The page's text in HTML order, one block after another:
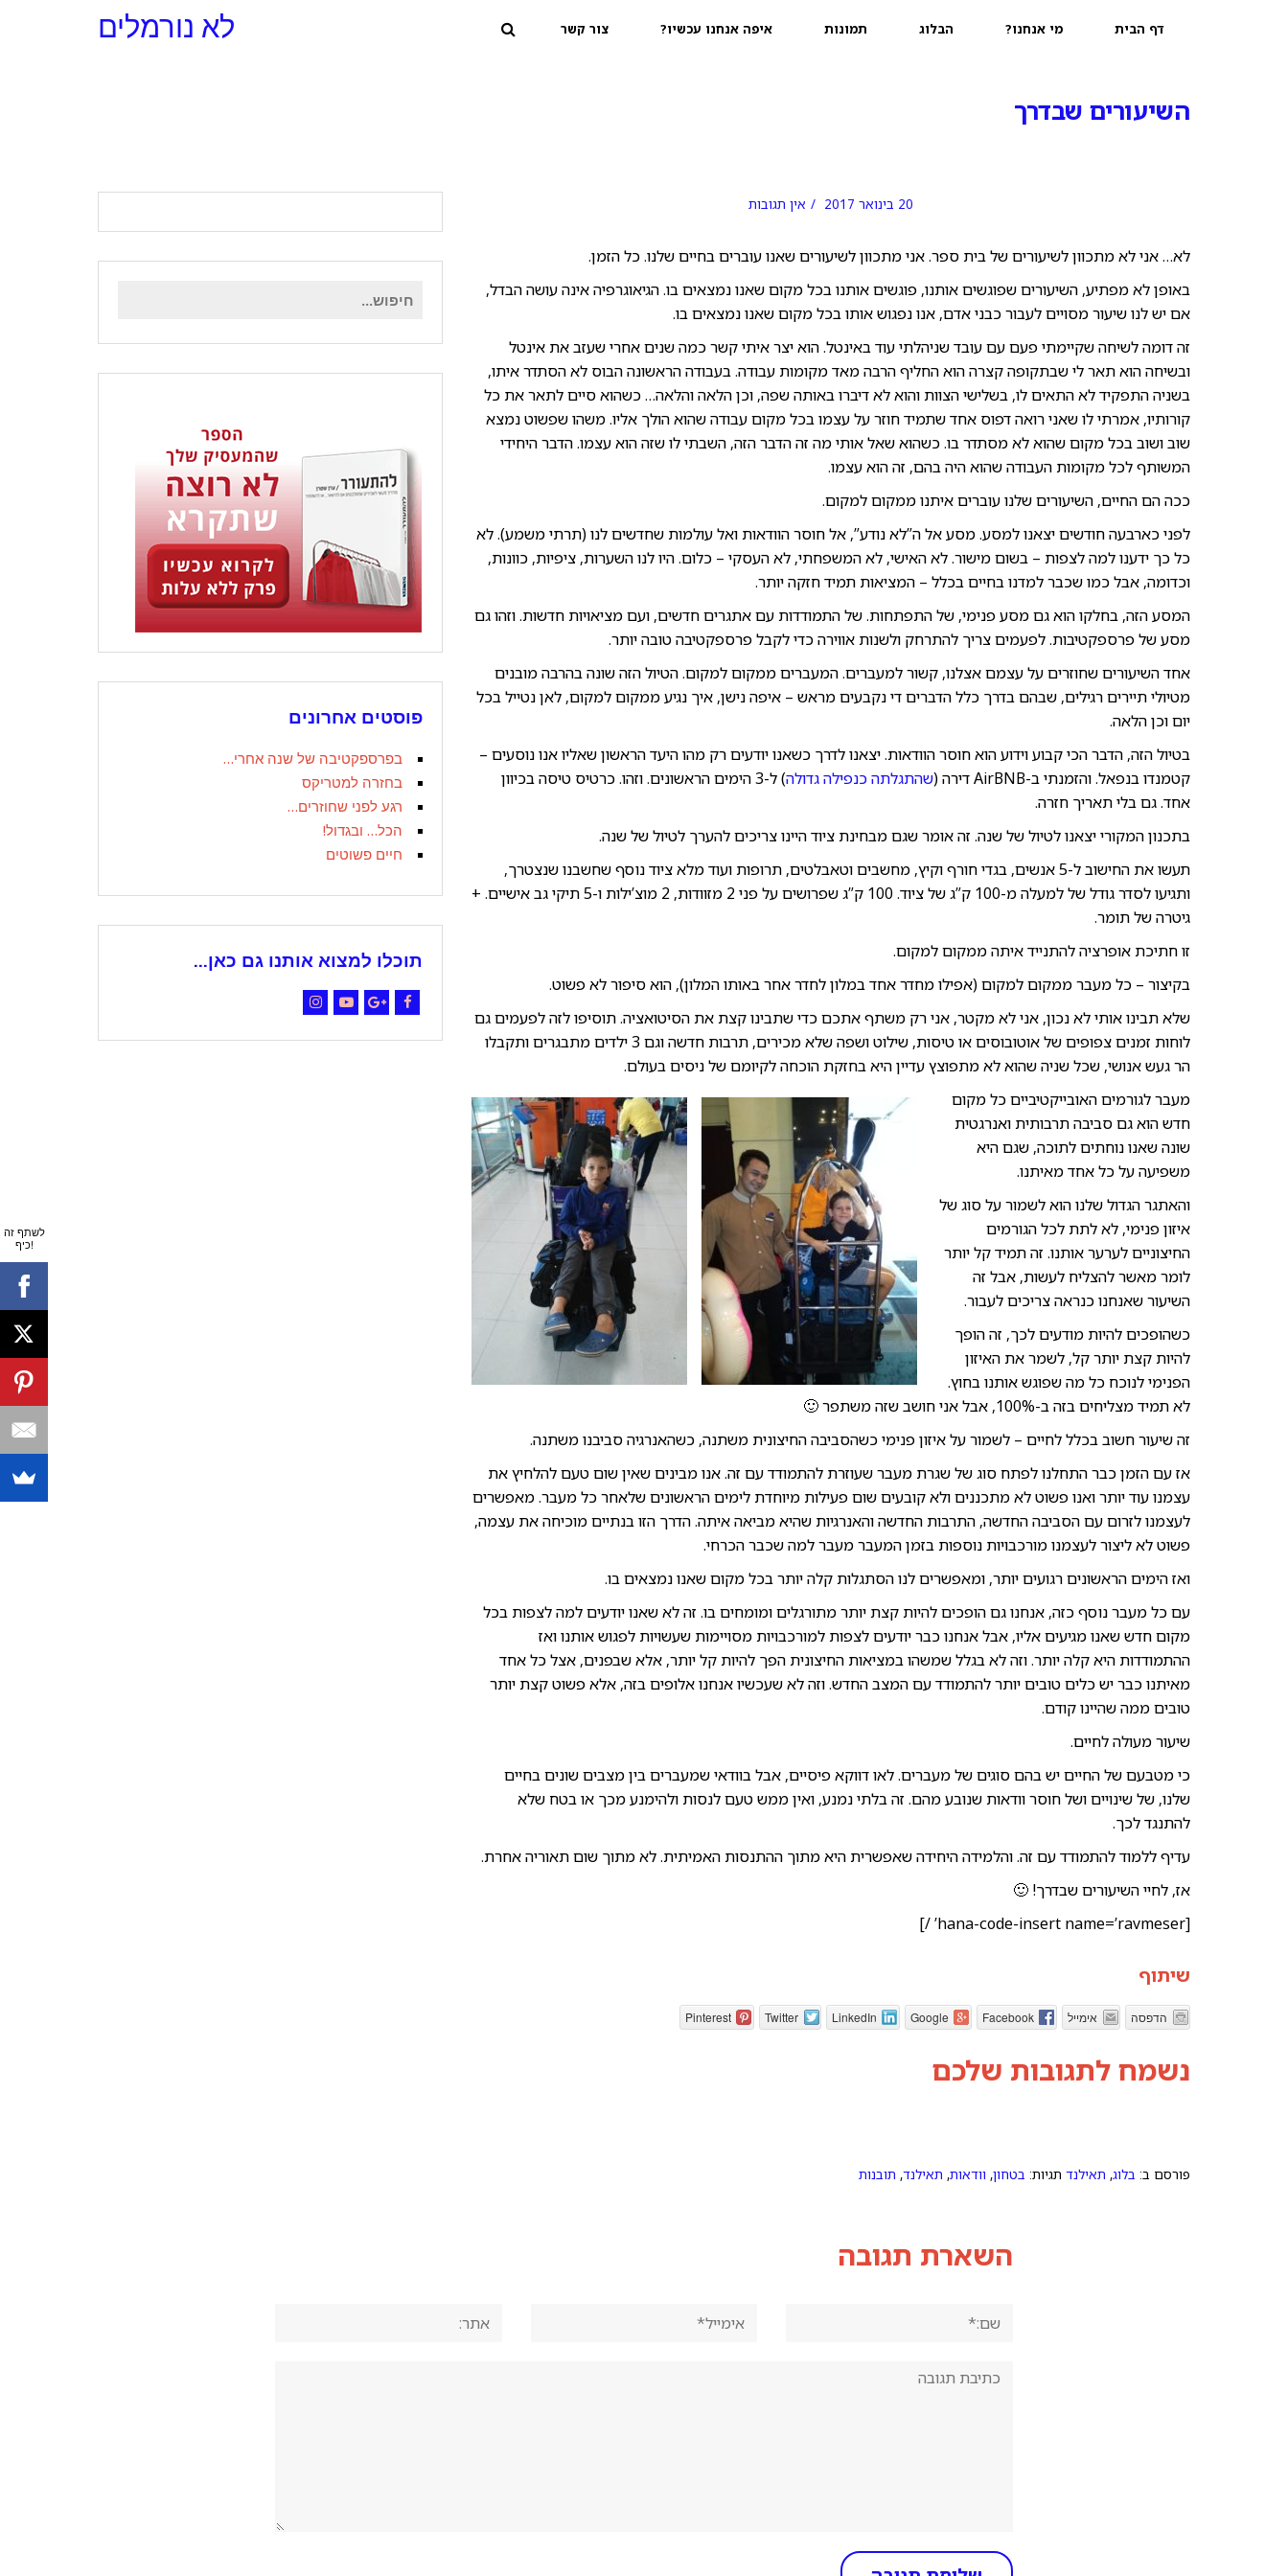
לא נורמלים דף הבית מי אנחנו? הבלוג תמונות איפה אנחנו עכשיו? צור קשר
השיעורים שבדרך
20 בינואר 2017 אין תגובות
לא… אני לא מתכוון לשיעורים של בית ספר. אני מתכוון לשיעורים שאנו עוברים בחיים שלנו. כל הזמן.
באופן לא מפתיע, השיעורים שפוגשים אותנו, פוגשים אותנו בכל מקום שאנו נמצאים בו. הגיאוגרפיה אינה עושה הבדל,
אם יש לנו שיעור מסויים לעבור כבני אדם, אנו נפגוש אותו בכל מקום שאנו נמצאים בו.
זה דומה לשיחה שקיימתי פעם עם עובד שניהלתי עוד באינטל. הוא יצר איתי קשר כמה שנים אחרי שעזב את אינטל
ובשיחה הוא תאר לי שבתקופה קצרה הוא החליף הרבה מאד מקומות עבודה. בעבודה הראשונה הבוס לא הסתדר איתו,
בשניה התפקיד לא התאים לו, בשלישי הצוות והוא לא דיברו באותה שפה, וכן הלאה והלאה… כשהוא סיים לתאר את כל
קורותיו, אמרתי לו שאני רואה דפוס אחד שתמיד חוזר על עצמו בכל מקום עבודה שהוא הולך אליו. משהו שפשוט נמצא
שוב ושוב בכל מקום שהוא לא מסתדר בו. כשהוא שאל אותי מה זה הדבר הזה, השבתי לו שזה הוא עצמו. הדבר היחידי
המשותף לכל מקומות העבודה שהוא היה בהם, זה הוא עצמו.
ככה הם החיים, השיעורים שלנו עוברים איתנו ממקום למקום.
לפני כארבעה חודשים יצאנו למסע. מסע אל ה”לא נודע”, אל חוסר הוודאות ואל עולמות שחדשים לנו (תרתי משמע). לא
כל כך ידענו למה לצפות – בשום מישור. לא האישי, לא המשפחתי, לא העסקי – כלום. היו לנו השערות, ציפיות, כוונות,
וכדומה, אבל כמו שכבר למדנו בחיים בכלל – המציאות תמיד חזקה יותר.
המסע הזה, בחלקו הוא גם מסע פנימי, של התפתחות. של התמודדות עם אתגרים חדשים, ועם מציאויות חדשות. וזהו גם
מסע של פרספקטיבות. לפעמים צריך להתרחק ולשנות אווירה כדי לקבל פרספקטיבה טובה יותר.
אחד השיעורים שחוזרים על עצמם אצלנו, קשור למעברים. המעברים ממקום למקום. הטיול הזה שונה בהרבה מובנים
מטיולי תיירים רגילים, שבהם בדרך כלל הדברים די נקבעים מראש – איפה נישן, איך נגיע ממקום למקום, לאן נטייל בכל
יום וכן הלאה.
בטיול הזה, הדבר הכי קבוע וידוע הוא חוסר הוודאות. יצאנו לדרך כשאנו יודעים רק מהו היעד הראשון שאליו אנו נוסעים –
קטמנדו בנפאל. והזמנתי ב-AirBNB דירה (
שהתגלתה כנפילה גדולה
) ל-3 הימים הראשונים. וזהו. כרטיס טיסה בכיוון
אחד. גם בלי תאריך חזרה.
בתכנון המקורי יצאנו לטיול של שנה. זה אומר שגם מבחינת ציוד היינו צריכים להערך לטיול של שנה.
תעשו את החישוב ל-5 אנשים, בגדי חורף וקיץ, מחשבים וטאבלטים, תרופות ועוד מלא ציוד נוסף שחשבנו שנצטרך,
ותגיעו לסדר גודל של למעלה מ-100 ק”ג של ציוד. 100 ק”ג שפרושים על פני 2 מזוודות, 2 מוצ’ילות ו-5 תיקי גב אישיים. +
גיטרה של תומר.
זו חתיכת אופרציה להתנייד איתה ממקום למקום.
בקיצור – כל מעבר ממקום למקום (אפילו מחדר אחד במלון לחדר אחר באותו המלון), הוא סיפור לא פשוט.
שלא תבינו אותי לא נכון, אני לא מקטר, אני רק משתף אתכם כדי שתבינו קצת את הסיטואציה. תוסיפו לזה לפעמים גם
לוחות זמנים צפופים של אוטובוסים או טיסות, שילוט ושפה שלא מכירים, תרבות חדשה וגם 3 ילדים מתבגרים ותקבלו
הר געש אנושי, שכל שניה שהוא לא מתפוצץ עדיין היא בחזקת הוכחה לקיומם של ניסים בעולם.
מעבר לגורמים האובייקטיביים כל מקום
חדש הוא גם סביבה תרבותית ואנרגטית
שונה שאנו נוחתים לתוכה, שגם היא
משפיעה על כל אחד מאיתנו.
והאתגר הגדול שלנו הוא לשמור על סוג של
איזון פנימי, לא לתת לכל הגורמים
החיצוניים לערער אותנו. זה תמיד קל יותר
לומר מאשר להצליח לעשות, אבל זה
השיעור שאנחנו כנראה צריכים לעבור.
כשהופכים להיות מודעים לכך, זה הופך
להיות קצת יותר קל, לשמר את האיזון
הפנימי לנוכח כל מה שפוגש אותנו בחוץ.
לא תמיד מצליחים בזה ב-100%, אבל אני חושב שזה משתפר 🙂
זה שיעור חשוב בכלל לחיים – לשמור על איזון פנימי כשהסביבה החיצונית משתנה, כשהאנרגיה סביבנו משתנה.
אז עם הזמן כבר התחלנו לפתח סוג של שגרת מעבר שעוזרת להתמודד עם זה. אנו מבינים שאין שום טעם להלחיץ את
עצמנו עוד יותר ואנו פשוט לא מתכננים ולא קובעים שום פעילות מיוחדת לימים הראשונים שלאחר כל מעבר. מאפשרים
לעצמנו לזרום עם הסביבה החדשה, התרבות החדשה והאנרגיות שהיא מביאה איתה. הדרך הזו בנתיים מוכיחה את עצמה,
פשוט לא ליצור לעצמנו מורכבויות נוספות בזמן המעבר מעבר למה שכבר הכרחי.
ואז הימים הראשונים רגועים יותר, ומאפשרים לנו הסתגלות קלה יותר בכל מקום שאנו נמצאים בו.
עם כל מעבר נוסף כזה, אנחנו גם הופכים להיות קצת יותר מתורגלים ומומחים בו. זה לא שאנו יודעים למה לצפות בכל
מקום חדש שאנו מגיעים אליו, אבל אנחנו כבר יודעים לצפות למורכבויות מסויימות שעשויות לפגוש אותנו ואז
ההתמודדות היא קלה יותר. וזה לא בגלל שמשהו במציאות החיצונית הפך להיות קל יותר, אלא שבפנים, אצל כל אחד
מאיתנו כבר יש כלים טובים יותר להתמודד עם המצב החדש. וזה לא שעכשיו אנחנו אלופים בזה, אלא פשוט קצת יותר
טובים ממה שהיינו קודם.
שיעור מעולה לחיים.
כי מטבעם של החיים יש בהם סוגים של מעברים. לאו דווקא פיסיים, אבל בוודאי שמעברים בין מצבים שונים בחיים
שלנו, של שינויים ושל חוסר וודאות שנובע מהם. זה בלתי נמנע, ואין ממש טעם לנסות ולהימנע מכך או בטח שלא
להתנגד לכך.
עדיף ללמוד להתמודד עם זה. והלמידה היחידה שאפשרית היא מתוך ההתנסות האמיתית. לא מתוך שום תאוריה אחרת.
אז, לחיי השיעורים שבדרך! 🙂
[hana-code-insert name=’ravmeser’ /]
שיתוף
הדפסה אימייל Facebook
Google
LinkedIn
Twitter
Pinterest
נשמח לתגובות שלכם
פורסם ב: בלוג, תאילנד תגיות: בטחון, וודאות, תאילנד, תובנות
פוסטים אחרונים
בפרספקטיבה של שנה אחרי…
בחזרה למטריקס
רגע לפני שחוזרים…
הכל… ובגדול!
חיים פשוטים
תוכלו למצוא אותנו גם כאן...
השארת תגובה
לשתף זה
כיף!